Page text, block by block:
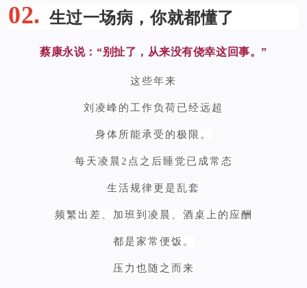
02. 生过一场病，你就都懂了
蔡康永说：“别扯了，从来没有侥幸这回事。”
这些年来
刘凌峰的工作负荷已经远超
身体所能承受的极限。
每天凌晨2点之后睡觉已成常态
生活规律更是乱套
频繁出差、加班到凌晨、酒桌上的应酬
都是家常便饭。
压力也随之而来